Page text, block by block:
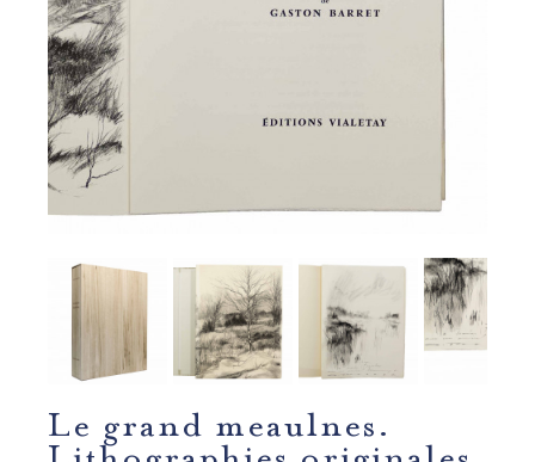
Le grand meaulnes.
Lithographies originales